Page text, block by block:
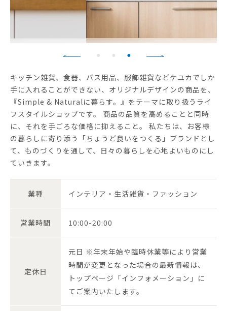
キッチン雑貨、食器、バス用品、服飾雑貨などケユカでしか
手に入れることができない、オリジナルデザインの商品を、
『Simple & Naturalに暮らす。』をテーマに取り扱うライ
フスタイルショップです。 商品の品質を高めることと同時
に、それを手ごろな価格に抑えること。 私たちは、お客様
の暮らしに寄り添う「ちょうど良いをつくる」ブランドとし
て、ものづくりを通して、日々の暮らしを心地よいものにし
ていきます。
業種 インテリア・生活雑貨・ファッション
営業時間 10:00-20:00
定休日
元日 ※年末年始や臨時休業等により営業
時間が変更となった場合の最新情報は、
トップページ「インフォメーション」に
てご案内いたします。